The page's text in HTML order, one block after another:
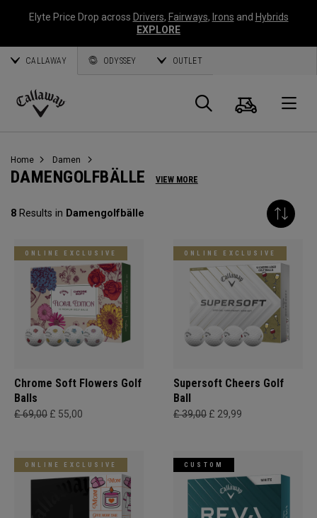
Elyte Price Drop across Drivers, Fairways, Irons and Hybrids
EXPLORE
CALLAWAY ODYSSEY OUTLET
Callaway
Suche
Home Damen
DAMENGOLFBÄLLE VIEW MORE
8 Results in Damengolfbälle
ONLINE EXCLUSIVE
Chrome Soft Flowers Golf
Balls
£ 69,00 £ 55,00
ONLINE EXCLUSIVE
Supersoft Cheers Golf
Ball
£ 39,00 £ 29,99
ONLINE EXCLUSIVE CUSTOM